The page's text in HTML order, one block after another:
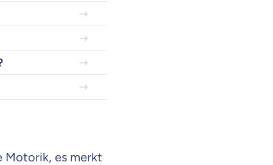
Motorik, es merkt